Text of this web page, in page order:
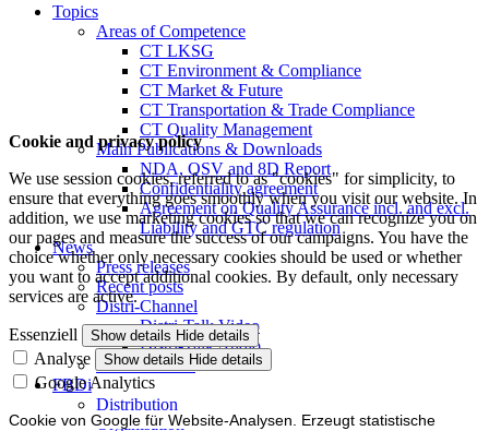
Topics
Areas of Competence
CT LKSG
CT Environment & Compliance
CT Market & Future
CT Transportation & Trade Compliance
CT Quality Management
Main Publications & Downloads
NDA, QSV and 8D Report
Confidentiality agreement
Agreement on Quality Assurance incl. and excl.
Liability and GTC regulation
News
Press releases
Recent posts
Distri-Channel
Distri-Talk Video
Distri-Talk Audio
Events / Dates
FBDi
Distribution
Organisation
Cookie and privacy policy
We use session cookies, referred to as "cookies" for simplicity, to
ensure that everything goes smoothly when you visit our website. In
addition, we use marketing cookies so that we can recognize you on
our pages and measure the success of our campaigns. You have the
choice whether only necessary cookies should be used or whether
you want to accept additional cookies. By default, only necessary
services are active.
Essenziell Show details Hide details
Analyse Show details Hide details
Google Analytics
Cookie von Google für Website-Analysen. Erzeugt statistische